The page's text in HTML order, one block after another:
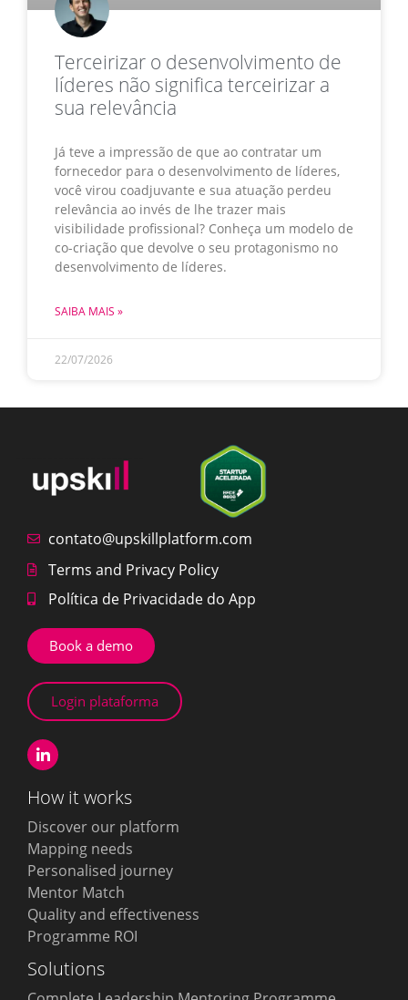
Terceirizar o desenvolvimento de
líderes não significa terceirizar a
sua relevância
Já teve a impressão de que ao contratar um
fornecedor para o desenvolvimento de líderes,
você virou coadjuvante e sua atuação perdeu
relevância ao invés de lhe trazer mais
visibilidade profissional? Conheça um modelo de
co-criação que devolve o seu protagonismo no
desenvolvimento de líderes.
SAIBA MAIS »
22/07/2026
contato@upskillplatform.com
Terms and Privacy Policy
Política de Privacidade do App
Book a demo
Login plataforma
How it works
Discover our platform
Mapping needs
Personalised journey
Mentor Match
Quality and effectiveness
Programme ROI
Solutions